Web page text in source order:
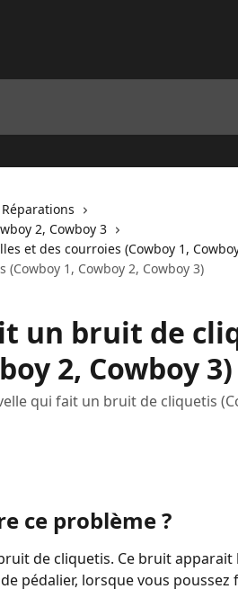
2, Cowboy 3
et des courroies (Cowboy 1,
1, Cowboy 2, Cowboy 3)
un bruit de
2, Cowboy 3)
qui fait un bruit de cliquetis
ce problème ?
de cliquetis. Ce bruit
pédalier, lorsque vous poussez